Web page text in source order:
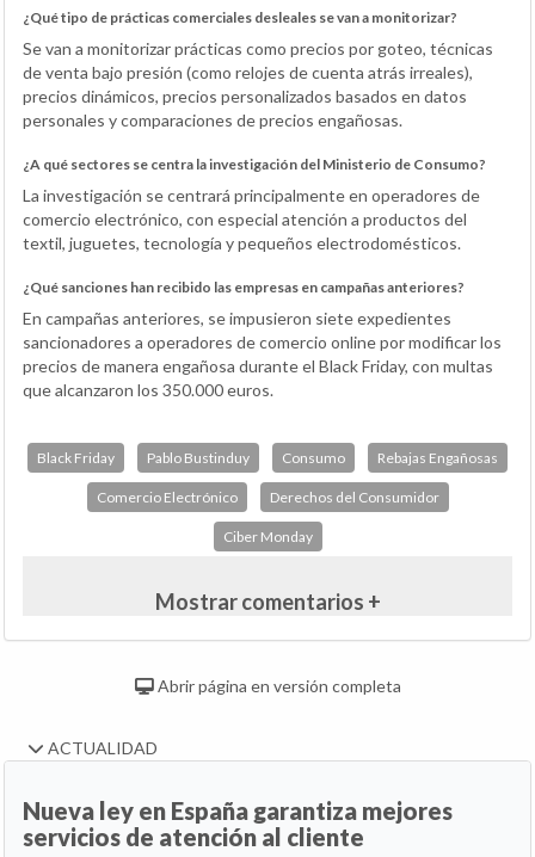
¿Qué tipo de prácticas comerciales desleales se van a monitorizar?
Se van a monitorizar prácticas como precios por goteo, técnicas
de venta bajo presión (como relojes de cuenta atrás irreales),
precios dinámicos, precios personalizados basados en datos
personales y comparaciones de precios engañosas.
¿A qué sectores se centra la investigación del Ministerio de Consumo?
La investigación se centrará principalmente en operadores de
comercio electrónico, con especial atención a productos del
textil, juguetes, tecnología y pequeños electrodomésticos.
¿Qué sanciones han recibido las empresas en campañas anteriores?
En campañas anteriores, se impusieron siete expedientes
sancionadores a operadores de comercio online por modificar los
precios de manera engañosa durante el Black Friday, con multas
que alcanzaron los 350.000 euros.
Black Friday Pablo Bustinduy Consumo Rebajas Engañosas
Comercio Electrónico Derechos del Consumidor
Ciber Monday
Mostrar comentarios +
Abrir página en versión completa
ACTUALIDAD
Nueva ley en España garantiza mejores
servicios de atención al cliente